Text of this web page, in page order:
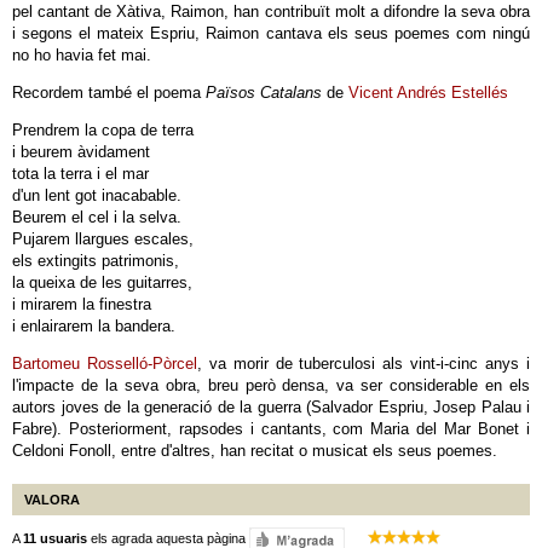
pel cantant de Xàtiva, Raimon, han contribuït molt a difondre la seva obra
i segons el mateix Espriu, Raimon cantava els seus poemes com ningú
no ho havia fet mai.
Recordem també el poema Països Catalans de Vicent Andrés Estellés
Prendrem la copa de terra
i beurem àvidament
tota la terra i el mar
d'un lent got inacabable.
Beurem el cel i la selva.
Pujarem llargues escales,
els extingits patrimonis,
la queixa de les guitarres,
i mirarem la finestra
i enlairarem la bandera.
Bartomeu Rosselló-Pòrcel , va morir de tuberculosi als vint-i-cinc anys i
l'impacte de la seva obra, breu però densa, va ser considerable en els
autors joves de la generació de la guerra (Salvador Espriu, Josep Palau i
Fabre). Posteriorment, rapsodes i cantants, com Maria del Mar Bonet i
Celdoni Fonoll, entre d'altres, han recitat o musicat els seus poemes.
VALORA
A11 usuaris els agrada aquesta pàgina